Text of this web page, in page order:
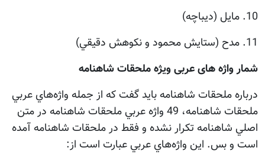
10. مايل (ديباچه)
11. مدح (ستايش محمود و نكوهش دقيقي)
شمار واژه های عربی ویژه ملحقات شاهنامه
درباره ملحقات شاهنامه بايد گفت كه از جمله واژه‌هاي عربي
ملحقات شاهنامه، 49 واژه عربي ملحقات شاهنامه در متن
اصلي شاهنامه تكرار نشده و فقط در ملحقات شاهنامه آمده
است و بس. اين واژه‌هاي عربي عبارت است از: